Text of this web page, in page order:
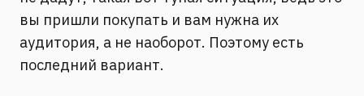
вы пришли покупать и вам нужна их
аудитория, а не наоборот. Поэтому есть
последний вариант.